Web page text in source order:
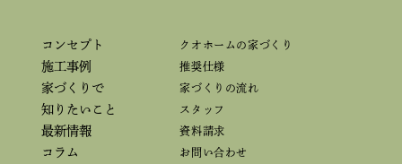
コンセプト
施工事例
家づくりで
知りたいこと
最新情報
コラム
クオホームの家づくり
推奨仕様
家づくりの流れ
スタッフ
資料請求
お問い合わせ